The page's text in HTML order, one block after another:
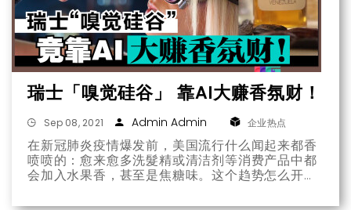
瑞士「嗅觉硅谷」 靠AI大赚香氛财！
Sep 08, 2021 Admin Admin 企业热点
在新冠肺炎疫情爆发前，美国流行什么闻起来都香
喷喷的：愈来愈多洗髮精或清洁剂等消费产品中都
会加入水果香，甚至是焦糖味。这个趋势怎么开始